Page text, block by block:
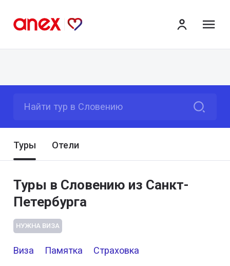
Найти тур в Словению
Туры Отели
Туры в Словению из Санкт-
Петербурга
НУЖНА ВИЗА
Виза Памятка Страховка